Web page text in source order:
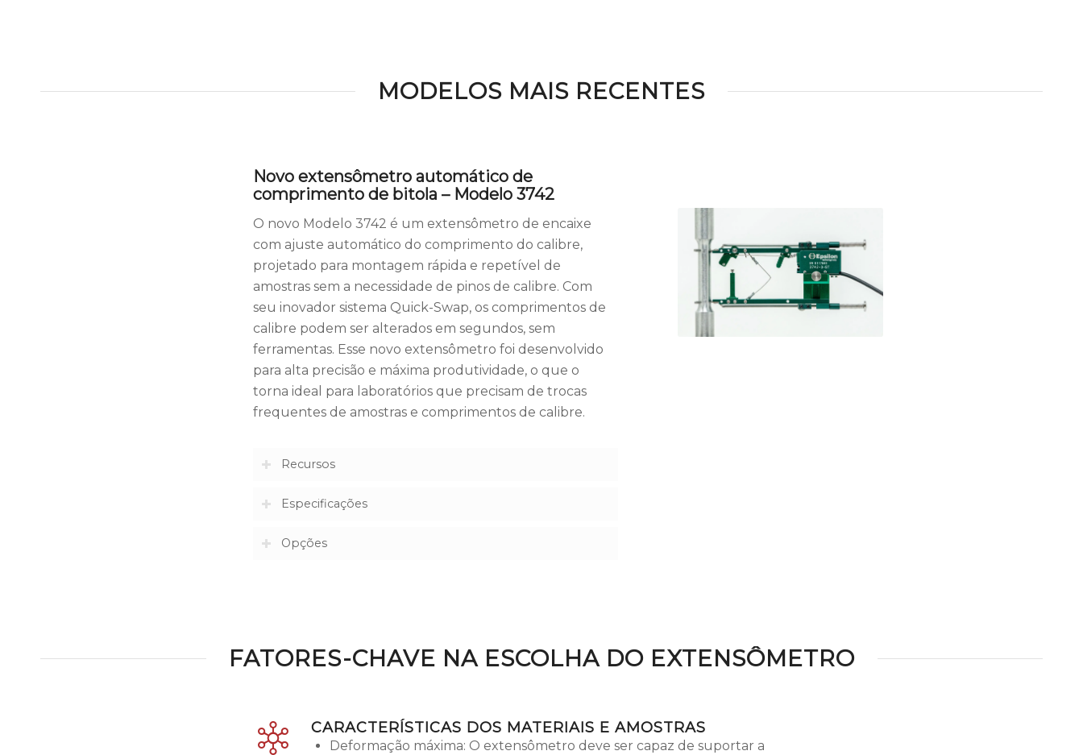
MODELOS MAIS RECENTES
Novo extensômetro automático de
comprimento de bitola – Modelo 3742
O novo Modelo 3742 é um extensômetro de encaixe
com ajuste automático do comprimento do calibre,
projetado para montagem rápida e repetível de
amostras sem a necessidade de pinos de calibre. Com
seu inovador sistema Quick-Swap, os comprimentos de
calibre podem ser alterados em segundos, sem
ferramentas. Esse novo extensômetro foi desenvolvido
para alta precisão e máxima produtividade, o que o
torna ideal para laboratórios que precisam de trocas
frequentes de amostras e comprimentos de calibre.
Recursos
Especificações
Opções
FATORES-CHAVE NA ESCOLHA DO EXTENSÔMETRO
CARACTERÍSTICAS DOS MATERIAIS E AMOSTRAS
Deformação máxima: O extensômetro deve ser capaz de suportar a